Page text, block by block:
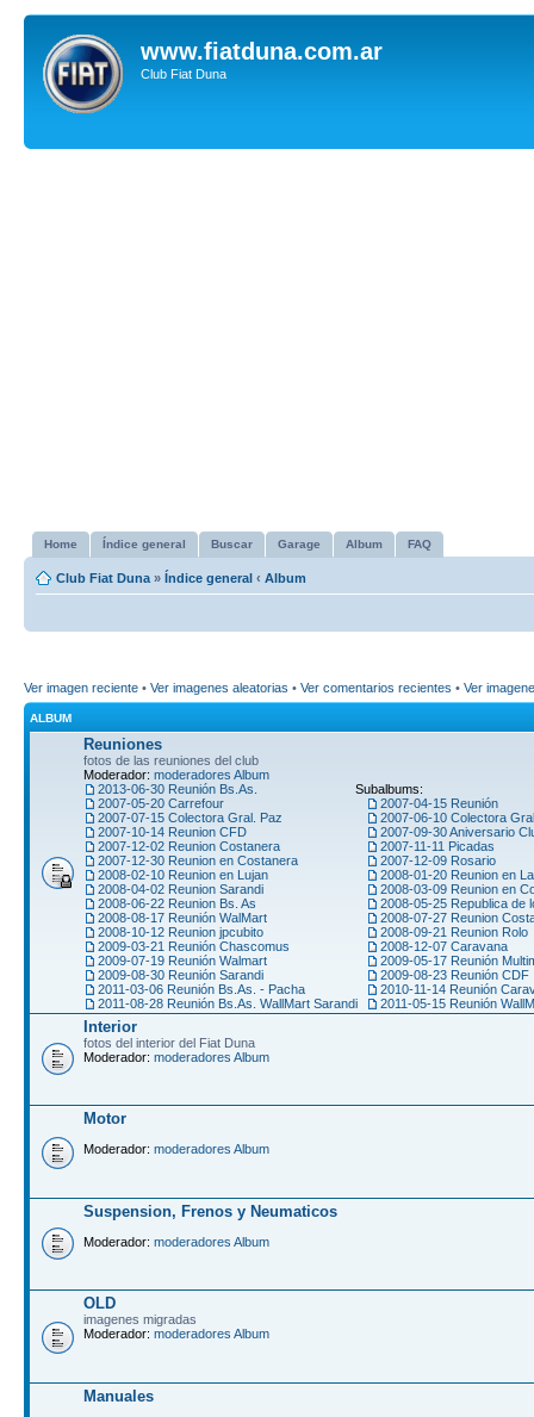
www.fiatduna.com.ar
Club Fiat Duna
Home Índice general Buscar Garage Album FAQ
Club Fiat Duna » Índice general ‹ Album
Ver imagen reciente • Ver imagenes aleatorias • Ver comentarios recientes • Ver
ALBUM
Reuniones
fotos de las reuniones del club
Moderador: moderadores Album
Subalbums:
2013-06-30 Reunión Bs.As.
2007-04-15 Reunión
2007-05-20 Carrefour
2007-06-10 Colectora
2007-07-15 Colectora Gral. Paz
2007-09-30 Aniversario
2007-10-14 Reunion CFD
2007-11-11 Picadas
2007-12-02 Reunion Costanera
2007-12-09 Rosario
2007-12-30 Reunion en Costanera
2008-01-20 Reunion en
2008-02-10 Reunion en Lujan
2008-03-09 Reunion en
2008-04-02 Reunion Sarandi
2008-05-25 Republica de
2008-06-22 Reunion Bs. As
2008-07-27 Reunion
2008-08-17 Reunión WalMart
2008-09-21 Reunion Rolo
2008-10-12 Reunion jpcubito
2008-12-07 Caravana
2009-03-21 Reunión Chascomus
2009-05-17 Reunión
2009-07-19 Reunión Walmart
2009-08-23 Reunión CDF
2009-08-30 Reunión Sarandi
2010-11-14 Reunión
2011-03-06 Reunión Bs.As. - Pacha
2011-05-15 Reunión
2011-08-28 Reunión Bs.As. WallMart Sarandi
Interior
fotos del interior del Fiat Duna
Moderador: moderadores Album
Motor
Moderador: moderadores Album
Suspension, Frenos y Neumaticos
Moderador: moderadores Album
OLD
imagenes migradas
Moderador: moderadores Album
Manuales